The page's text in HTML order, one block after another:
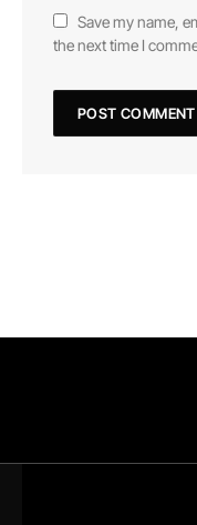
Save my name,
the next time I